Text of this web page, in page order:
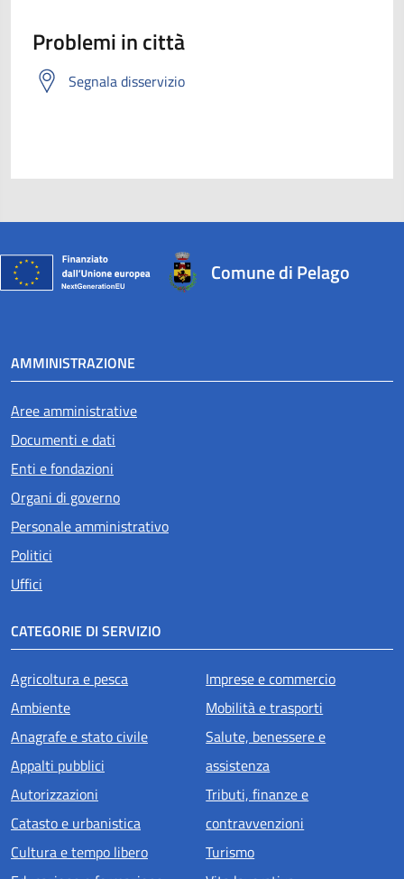
Problemi in città
Segnala disservizio
Comune di Pelago
AMMINISTRAZIONE
Aree amministrative
Documenti e dati
Enti e fondazioni
Organi di governo
Personale amministrativo
Politici
Uffici
CATEGORIE DI SERVIZIO
Agricoltura e pesca
Ambiente
Anagrafe e stato civile
Appalti pubblici
Autorizzazioni
Catasto e urbanistica
Cultura e tempo libero
Imprese e commercio
Mobilità e trasporti
Salute, benessere e
assistenza
Tributi, finanze e
contravvenzioni
Turismo